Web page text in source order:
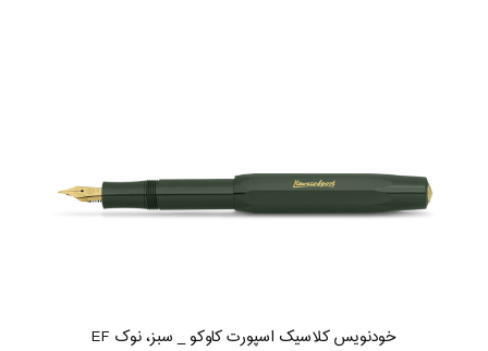
خودنویس کلاسیک اسپورت کاوکو _ سبز، نوک EF